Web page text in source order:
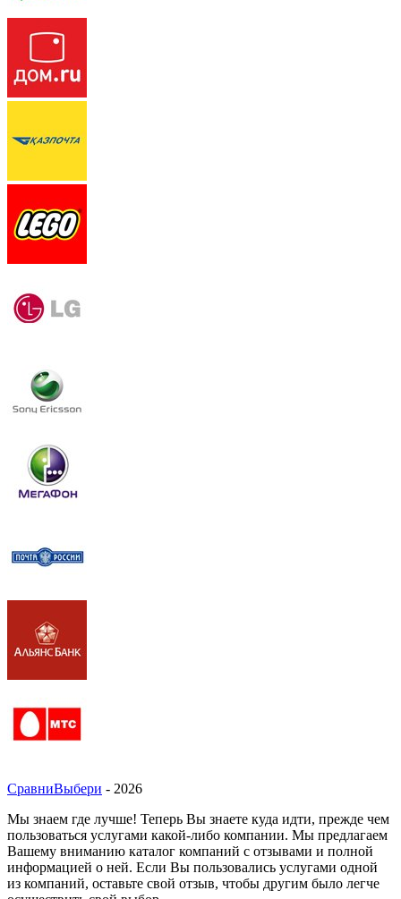
СравниВыбери - 2026
Мы знаем где лучше! Теперь Вы знаете куда идти, прежде чем
пользоваться услугами какой-либо компании. Мы предлагаем
Вашему вниманию каталог компаний с отзывами и полной
информацией о ней. Если Вы пользовались услугами одной
из компаний, оставьте свой отзыв, чтобы другим было легче